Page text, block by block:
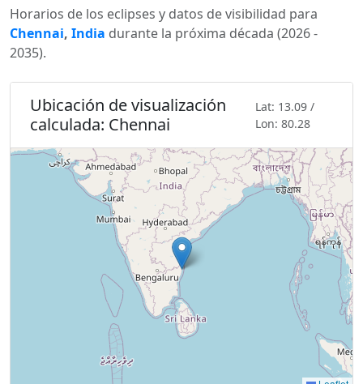
Horarios de los eclipses y datos de visibilidad para
Chennai, India durante la próxima década (2026 -
2035).
Ubicación de visualización
calculada: Chennai
Lat: 13.09 /
Lon: 80.28